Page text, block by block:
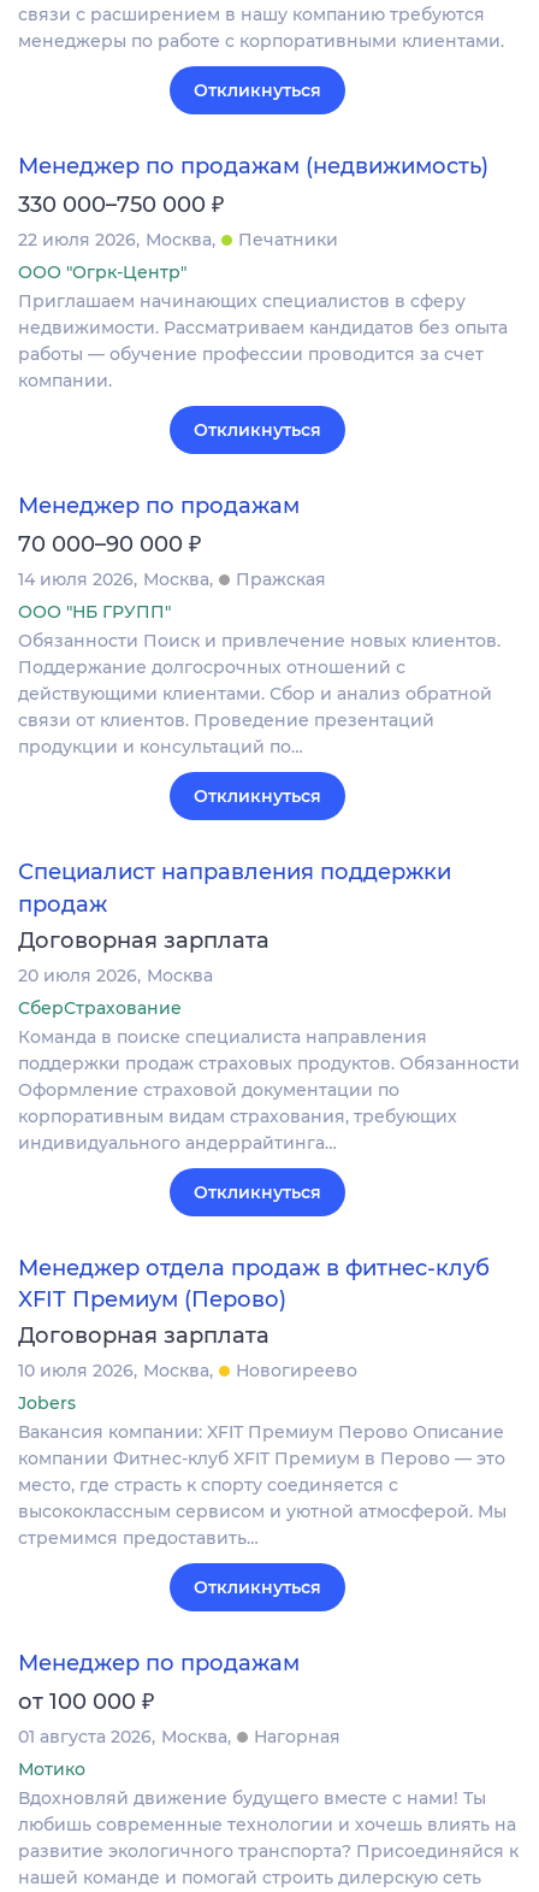
связи с расширением в нашу компанию требуются
менеджеры по работе с корпоративными клиентами.
Откликнуться
Менеджер по продажам (недвижимость)
330 000–750 000 ₽
22 июля 2026 Москва
Печатники
ООО "Огрк-Центр"
Приглашаем начинающих специалистов в сферу
недвижимости. Рассматриваем кандидатов без опыта
работы — обучение профессии проводится за счет
компании.
Откликнуться
Менеджер по продажам
70 000–90 000 ₽
14 июля 2026 Москва
Пражская
ООО "НБ ГРУПП"
Обязанности Поиск и привлечение новых клиентов.
Поддержание долгосрочных отношений с
действующими клиентами. Сбор и анализ обратной
связи от клиентов. Проведение презентаций
продукции и консультаций по…
Откликнуться
Специалист направления поддержки
продаж
Договорная зарплата
20 июля 2026 Москва
СберСтрахование
Команда в поиске специалиста направления
поддержки продаж страховых продуктов. Обязанности
Оформление страховой документации по
корпоративным видам страхования, требующих
индивидуального андеррайтинга…
Откликнуться
Менеджер отдела продаж в фитнес-клуб
XFIT Премиум (Перово)
Договорная зарплата
10 июля 2026 Москва
Новогиреево
Jobers
Вакансия компании: XFIT Премиум Перово Описание
компании Фитнес-клуб XFIT Премиум в Перово — это
место, где страсть к спорту соединяется с
высококлассным сервисом и уютной атмосферой. Мы
стремимся предоставить…
Откликнуться
Менеджер по продажам
от 100 000 ₽
01 августа 2026 Москва
Нагорная
Мотико
Вдохновляй движение будущего вместе с нами! Ты
любишь современные технологии и хочешь влиять на
развитие экологичного транспорта? Присоединяйся к
нашей команде и помогай строить дилерскую сеть